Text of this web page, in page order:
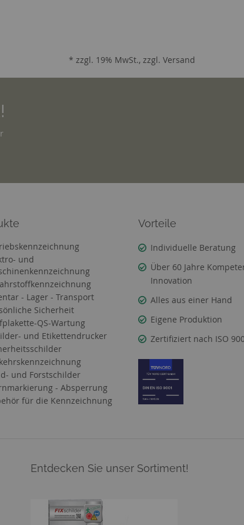
* zzgl. 19% MwSt., zzgl. Versand
und
- Lager - Transport
Sicherheit
QS-Wartung
und Etikettendrucker
und Forstschilder
- Absperrung
für die Kennzeichnung
Vorteile
Individuelle Beratung
Über 60 Jahre
Innovation
Alles aus einer Hand
Eigene Produktion
Zertifiziert nach ISO
Entdecken Sie unser Sortiment!